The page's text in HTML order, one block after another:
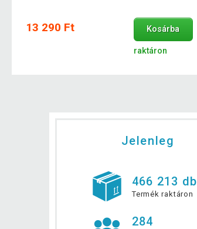
13 290 Ft Kosárba
raktáron
Jelenleg
466 213 db
Termék raktáron
284